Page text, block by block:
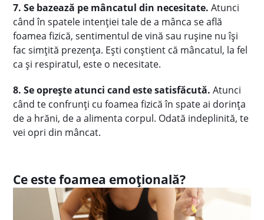
7. Se bazează pe mâncatul din necesitate. Atunci
când în spatele intenției tale de a mânca se află
foamea fizică, sentimentul de vină sau rușine nu își
fac simțită prezența. Ești conștient că mâncatul, la fel
ca și respiratul, este o necesitate.
8. Se oprește atunci cand este satisfăcută. Atunci
când te confrunți cu foamea fizică în spate ai dorința
de a hrăni, de a alimenta corpul. Odată indeplinită, te
vei opri din mâncat.
Ce este foamea emoțională?